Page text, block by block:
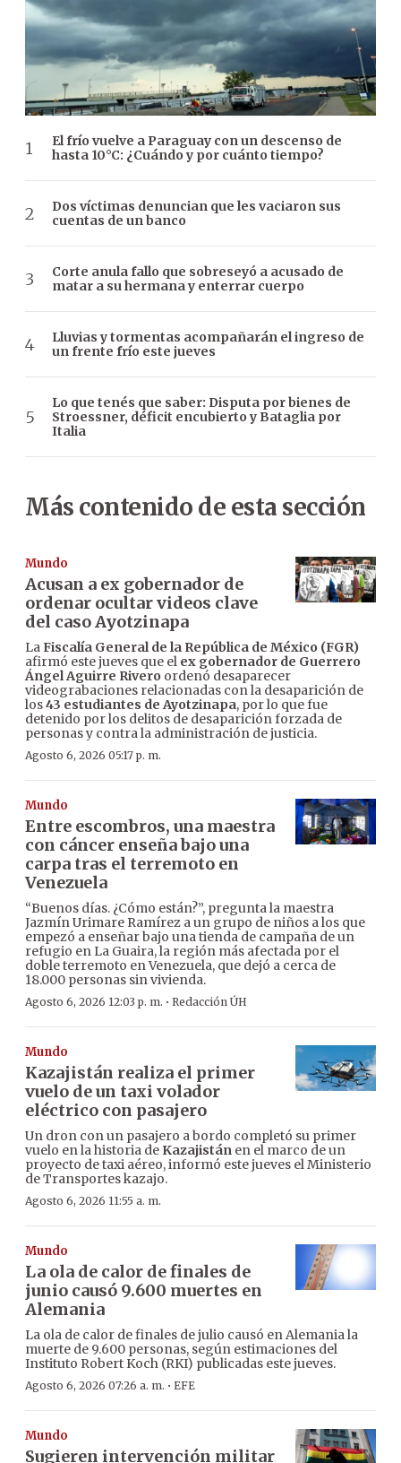
El frío vuelve a Paraguay con un descenso de
hasta 10°C: ¿Cuándo y por cuánto tiempo?
Dos víctimas denuncian que les vaciaron sus
cuentas de un banco
Corte anula fallo que sobreseyó a acusado de
matar a su hermana y enterrar cuerpo
Lluvias y tormentas acompañarán el ingreso de
un frente frío este jueves
Lo que tenés que saber: Disputa por bienes de
Stroessner, déficit encubierto y Bataglia por
Italia
Más contenido de esta sección
Mundo
Acusan a ex gobernador de
ordenar ocultar videos clave
del caso Ayotzinapa
LaFiscalía General de la República de México (FGR)
afirmó este jueves que el ex gobernador de Guerrero
Ángel Aguirre Rivero ordenó desaparecer
videograbaciones relacionadas con la desaparición de
los43 estudiantes de Ayotzinapa, por lo que fue
detenido por los delitos de desaparición forzada de
personas y contra la administración de justicia.
Agosto 6, 2026 05:17 p. m.
Mundo
Entre escombros, una maestra
con cáncer enseña bajo una
carpa tras el terremoto en
Venezuela
“Buenos días. ¿Cómo están?”, pregunta la maestra
Jazmín Urimare Ramírez a un grupo de niños a los que
empezó a enseñar bajo una tienda de campaña de un
refugio en La Guaira, la región más afectada por el
doble terremoto en Venezuela, que dejó a cerca de
18.000 personas sin vivienda.
Agosto 6, 2026 12:03 p. m. · Redacción ÚH
Mundo
Kazajistán realiza el primer
vuelo de un taxi volador
eléctrico con pasajero
Un dron con un pasajero a bordo completó su primer
vuelo en la historia de Kazajistán en el marco de un
proyecto de taxi aéreo, informó este jueves el Ministerio
de Transportes kazajo.
Agosto 6, 2026 11:55 a. m.
Mundo
La ola de calor de finales de
junio causó 9.600 muertes en
Alemania
La ola de calor de finales de julio causó en Alemania la
muerte de 9.600 personas, según estimaciones del
Instituto Robert Koch (RKI) publicadas este jueves.
Agosto 6, 2026 07:26 a. m. · EFE
Mundo
Sugieren intervención militar